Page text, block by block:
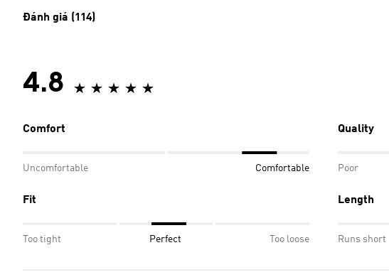
Đánh giá (114)
4.8
Comfort
Uncomfortable Comfortable
Quality
Poor
Fit
Too tight Perfect Too loose
Length
Runs short